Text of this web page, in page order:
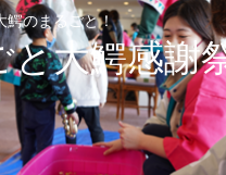
鰐のまるごと！
と大鰐感謝